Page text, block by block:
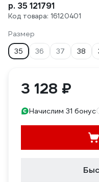
р. 35 121791
Код товара: 16120401
Размер
35
36 37 38
3 128 ₽
Начислим 31 бонус